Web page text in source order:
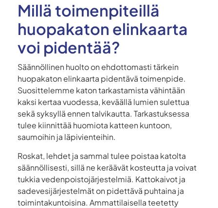
Millä toimenpiteillä
huopakaton elinkaarta
voi pidentää?
Säännöllinen huolto on ehdottomasti tärkein
huopakaton elinkaarta pidentävä toimenpide.
Suosittelemme katon tarkastamista vähintään
kaksi kertaa vuodessa, keväällä lumien sulettua
sekä syksyllä ennen talvikautta. Tarkastuksessa
tulee kiinnittää huomiota katteen kuntoon,
saumoihin ja läpivienteihin.
Roskat, lehdet ja sammal tulee poistaa katolta
säännöllisesti, sillä ne keräävät kosteutta ja voivat
tukkia vedenpoistojärjestelmiä. Kattokaivot ja
sadevesijärjestelmät on pidettävä puhtaina ja
toimintakuntoisina. Ammattilaisella teetetty